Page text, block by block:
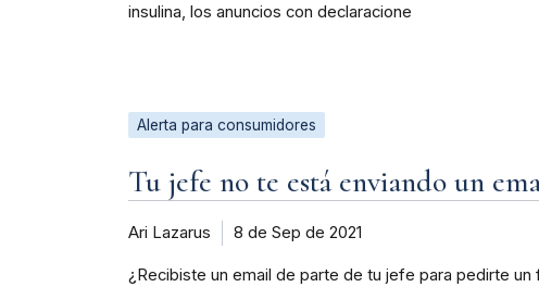
insulina, los anuncios con declaracione
Alerta para consumidores
Tu jefe no te está enviando un
Ari Lazarus 8 de Sep de 2021
¿Recibiste un email de parte de tu jefe para pedirte un